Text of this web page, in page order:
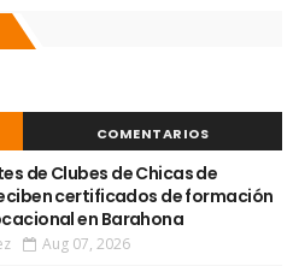
COMENTARIOS
de Clubes de Chicas de
certificados de formación
en Barahona
Aug 07, 2026